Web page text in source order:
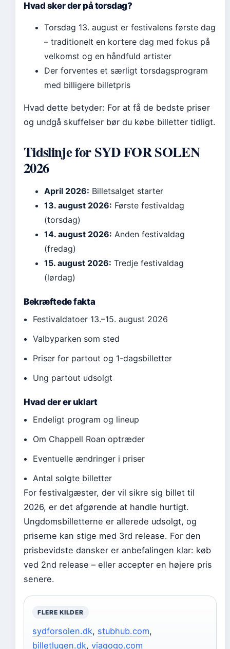
Hvad sker der på torsdag?
Torsdag 13. august er festivalens første dag
– traditionelt en kortere dag med fokus på
velkomst og en håndfuld artister
Der forventes et særligt torsdagsprogram
med billigere billetpris
Hvad dette betyder: For at få de bedste priser
og undgå skuffelser bør du købe billetter tidligt.
Tidslinje for SYD FOR SOLEN
2026
April 2026: Billetsalget starter
13. august 2026: Første festivaldag
(torsdag)
14. august 2026: Anden festivaldag
(fredag)
15. august 2026: Tredje festivaldag
(lørdag)
Bekræftede fakta
Festivaldatoer 13.–15. august 2026
Valbyparken som sted
Priser for partout og 1-dagsbilletter
Ung partout udsolgt
Hvad der er uklart
Endeligt program og lineup
Om Chappell Roan optræder
Eventuelle ændringer i priser
Antal solgte billetter
For festivalgæster, der vil sikre sig billet til
2026, er det afgørende at handle hurtigt.
Ungdomsbilletterne er allerede udsolgt, og
priserne kan stige med 3rd release. For den
prisbevidste dansker er anbefalingen klar: køb
ved 2nd release – eller accepter en højere pris
senere.
FLERE KILDER
sydforsolen.dk, stubhub.com,
billetlugen.dk, viagogo.com